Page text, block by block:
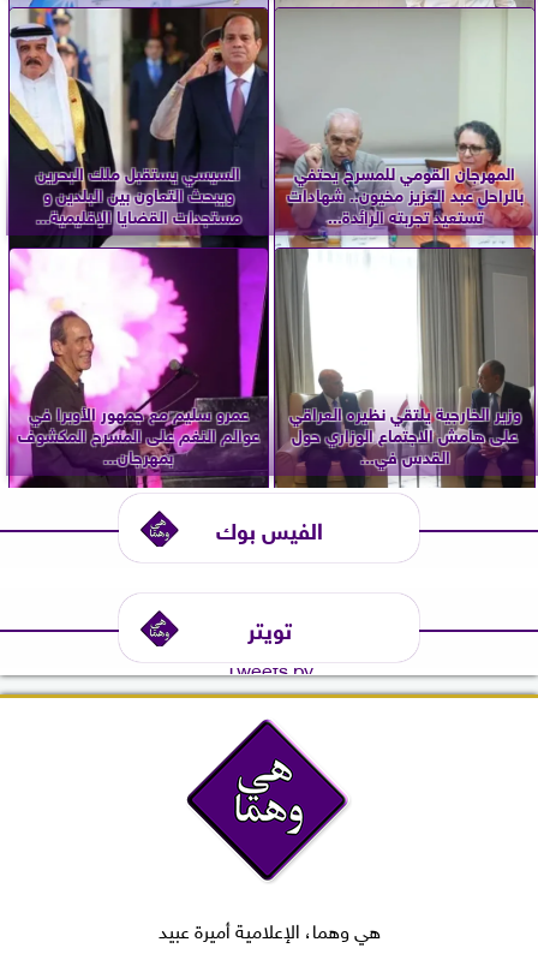
المهرجان القومي للمسرح يحتفي
بالراحل عبد العزيز مخيون.. شهادات
تستعيد تجربته الرائدة...
السيسي يستقبل ملك البحرين
ويبحث التعاون بين البلدين و
مستجدات القضايا الإقليمية...
وزير الخارجية يلتقي نظيره العراقي
على هامش الاجتماع الوزاري حول
القدس في...
عمرو سليم مع جمهور الأوبرا في
عوالم النغم على المسرح المكشوف
بمهرجان...
الفيس بوك
تويتر
Tweets by
هي وهما، الإعلامية أميرة عبيد